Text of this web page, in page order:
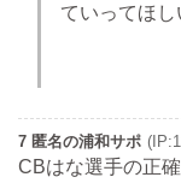
ていってほし
7 匿名の浦和サポ
CBはな選手の正